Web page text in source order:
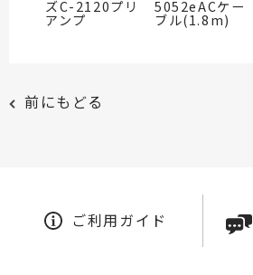
ズC-2120プリ
アンプ
5052eACケー
ブル(1.8m)
前にもどる
ご利用ガイド